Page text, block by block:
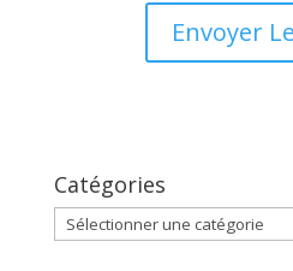
Catégories
Catégories